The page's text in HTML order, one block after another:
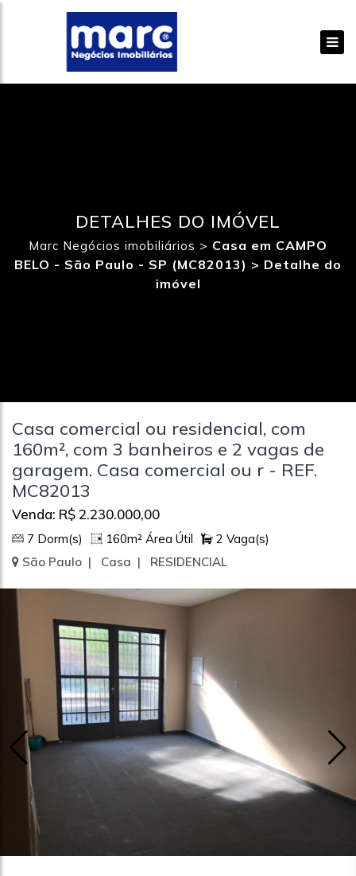
DETALHES DO IMÓVEL
Marc Negócios imobiliários > Casa em CAMPO
BELO - São Paulo - SP (MC82013) > Detalhe do
imóvel
Casa comercial ou residencial, com
160m², com 3 banheiros e 2 vagas de
garagem. Casa comercial ou r - REF.
MC82013
Venda: R$ 2.230.000,00
7 Dorm(s) 160m² Área Útil
2 Vaga(s)
São Paulo | Casa | RESIDENCIAL